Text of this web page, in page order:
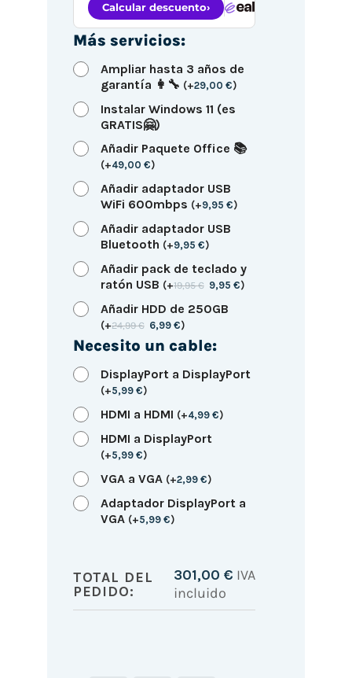
Más servicios:
Ampliar hasta 3 años de
garantía 👩‍🔧 (+29,00 €)
Instalar Windows 11 (es
GRATIS🤗)
Añadir Paquete Office 📚
(+49,00 €)
Añadir adaptador USB
WiFi 600mbps (+9,95 €)
Añadir adaptador USB
Bluetooth (+9,95 €)
Añadir pack de teclado y
ratón USB (+19,95€ 9,95€)
Añadir HDD de 250GB
(+24,99€ 6,99€)
Necesito un cable:
DisplayPort a DisplayPort
(+5,99 €)
HDMI a HDMI (+4,99 €)
HDMI a DisplayPort
(+5,99 €)
VGA a VGA (+2,99 €)
Adaptador DisplayPort a
VGA (+5,99 €)
TOTAL DEL
PEDIDO:
301,00 € IVA
incluido